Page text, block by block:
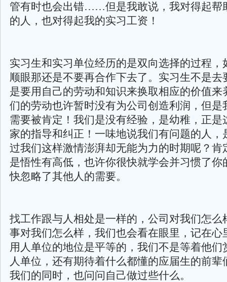
管有时也会出错……但是我敢说，我对得起帮
的人，也对得起我的实习工资！
实习生和实习单位经历的是双向选择的过程，
顺眼那还是不要再合作下去了。实习生不是去
是要用自己的劳动和知识来换取相应的价值来
们的劳动也许暂时没有为公司创造利润，但是
需要被肯定！我们是没有经验，是幼稚，正是
家的指导和纠正！一味地说我们有问题的人，
过我们这样激情澎湃却无能为力的时期呢？肯
是悟性有高低，也许你很快就学会并习惯了你
快忽略了其他人的需要。
找工作跟与人相处是一样的，公司对我们怎么
事对我们怎么样，我们也会看在眼里，记在心
用人单位的地位是平等的，我们不是等着他们
人单位，还有期待着什么都懂的应届生的前辈
我们的同时，也问问自己做过些什么。